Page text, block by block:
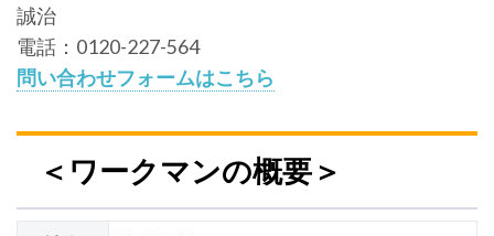
誠治
電話：0120-227-564
問い合わせフォームはこちら
＜ワークマンの概要＞